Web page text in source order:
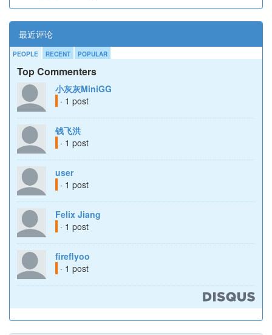
最近评论
PEOPLE RECENT POPULAR
Top Commenters
小灰灰MiniGG
· 1 post
钱飞洪
· 1 post
user
· 1 post
Felix Jiang
· 1 post
fireflyoo
· 1 post